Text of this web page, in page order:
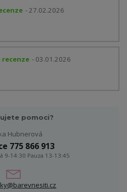
- 27.02.2026
recenze - 03.01.2026
pomoci?
Hubnerová
775 866 913
9-14:30 Pauza 13-13:45